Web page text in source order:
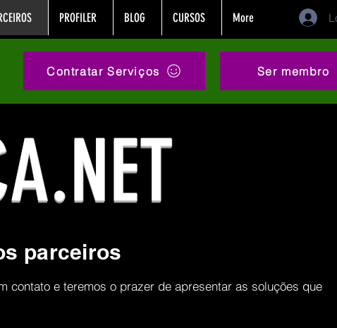
PROFILER BLOG CURSOS More
Contratar Serviços Ser membro
parceiros
contato e teremos o prazer de apresentar as soluções que